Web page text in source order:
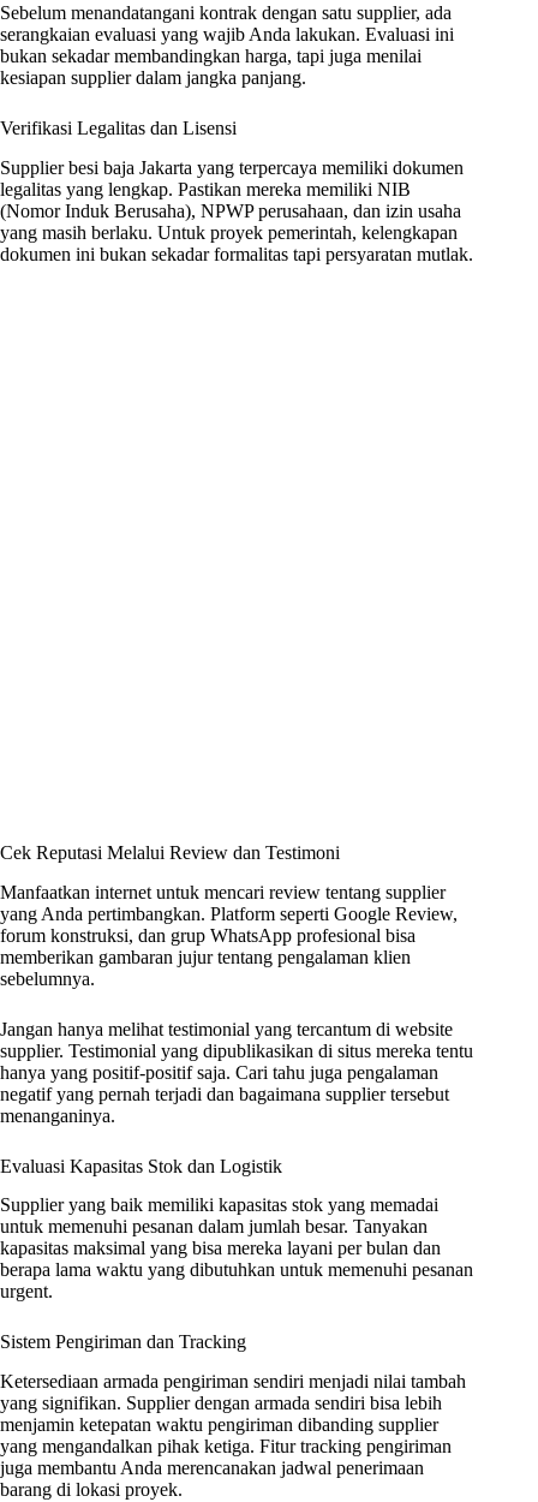
Sebelum menandatangani kontrak dengan satu supplier, ada
serangkaian evaluasi yang wajib Anda lakukan. Evaluasi ini
bukan sekadar membandingkan harga, tapi juga menilai
kesiapan supplier dalam jangka panjang.
Verifikasi Legalitas dan Lisensi
Supplier besi baja Jakarta yang terpercaya memiliki dokumen
legalitas yang lengkap. Pastikan mereka memiliki NIB
(Nomor Induk Berusaha), NPWP perusahaan, dan izin usaha
yang masih berlaku. Untuk proyek pemerintah, kelengkapan
dokumen ini bukan sekadar formalitas tapi persyaratan mutlak.
Cek Reputasi Melalui Review dan Testimoni
Manfaatkan internet untuk mencari review tentang supplier
yang Anda pertimbangkan. Platform seperti Google Review,
forum konstruksi, dan grup WhatsApp profesional bisa
memberikan gambaran jujur tentang pengalaman klien
sebelumnya.
Jangan hanya melihat testimonial yang tercantum di website
supplier. Testimonial yang dipublikasikan di situs mereka tentu
hanya yang positif-positif saja. Cari tahu juga pengalaman
negatif yang pernah terjadi dan bagaimana supplier tersebut
menanganinya.
Evaluasi Kapasitas Stok dan Logistik
Supplier yang baik memiliki kapasitas stok yang memadai
untuk memenuhi pesanan dalam jumlah besar. Tanyakan
kapasitas maksimal yang bisa mereka layani per bulan dan
berapa lama waktu yang dibutuhkan untuk memenuhi pesanan
urgent.
Sistem Pengiriman dan Tracking
Ketersediaan armada pengiriman sendiri menjadi nilai tambah
yang signifikan. Supplier dengan armada sendiri bisa lebih
menjamin ketepatan waktu pengiriman dibanding supplier
yang mengandalkan pihak ketiga. Fitur tracking pengiriman
juga membantu Anda merencanakan jadwal penerimaan
barang di lokasi proyek.